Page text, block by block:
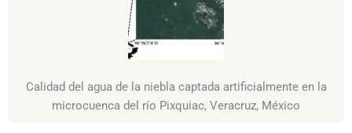
Calidad del agua de la niebla captada artificialmente en la
microcuenca del río Pixquiac, Veracruz, México